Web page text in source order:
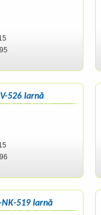
95
526 Iarnă
96
519 Iarnă